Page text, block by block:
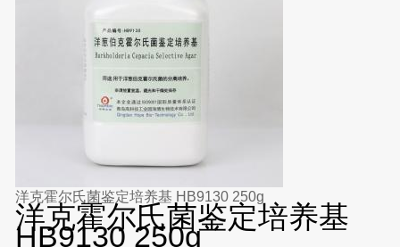
洋克霍尔氏菌鉴定培养基 HB9130 250g
洋克霍尔氏菌鉴定培养基
HB9130 250g